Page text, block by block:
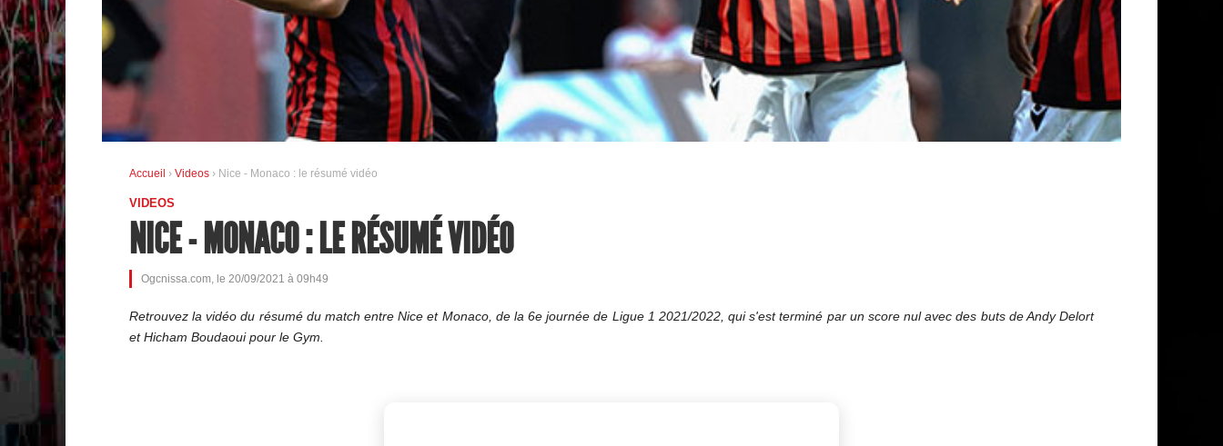
Accueil › Videos › Nice - Monaco : le résumé vidéo
VIDEOS
NICE - MONACO : LE RÉSUMÉ VIDÉO
Ogcnissa.com, le 20/09/2021 à 09h49
Retrouvez la vidéo du résumé du match entre Nice et Monaco, de la 6e journée de Ligue 1 2021/2022, qui s'est terminé par un score nul avec des buts de Andy Delort
et Hicham Boudaoui pour le Gym.